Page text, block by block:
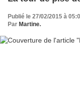
Publié le 27/02/2015 à
Par Martine.